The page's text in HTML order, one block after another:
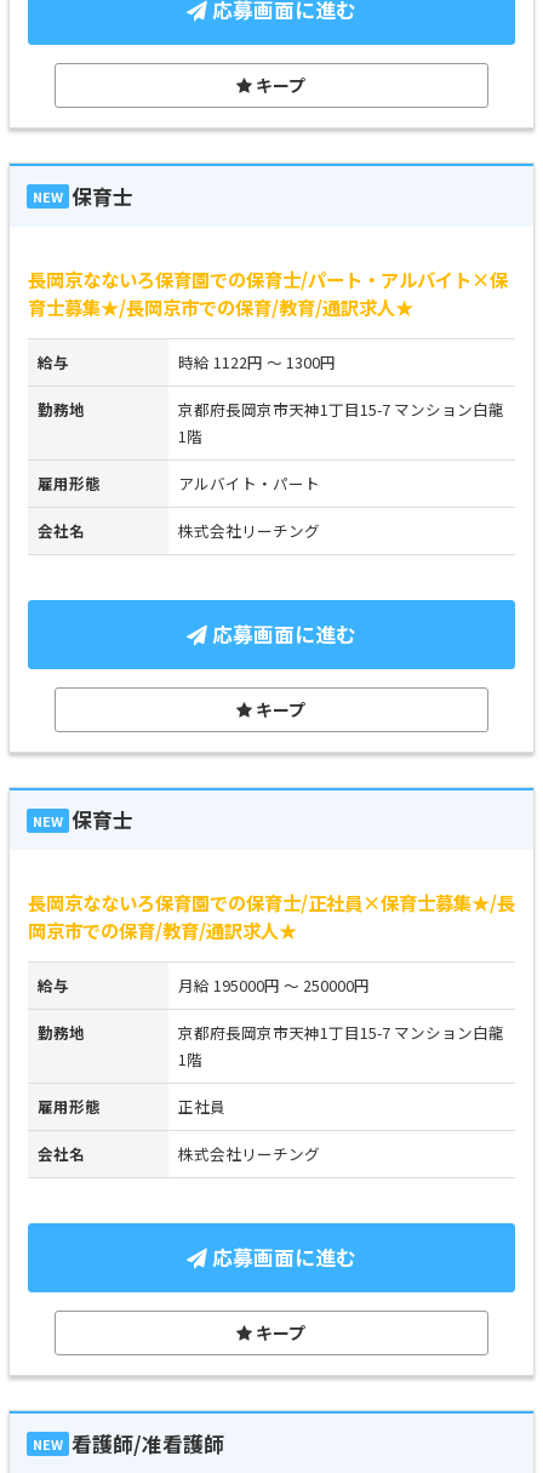
応募画面に進む
キープ
NEW 保育士
長岡京なないろ保育園での保育士/パート・アルバイト×保
育士募集★/長岡京市での保育/教育/通訳求人★
給与 時給 1122円 ～ 1300円
勤務地
京都府長岡京市天神1丁目15-7 マンション白龍
1階
雇用形態 アルバイト・パート
会社名 株式会社リーチング
応募画面に進む
キープ
NEW 保育士
長岡京なないろ保育園での保育士/正社員×保育士募集★/長
岡京市での保育/教育/通訳求人★
給与 月給 195000円 ～ 250000円
勤務地
京都府長岡京市天神1丁目15-7 マンション白龍
1階
雇用形態 正社員
会社名 株式会社リーチング
応募画面に進む
キープ
NEW 看護師/准看護師